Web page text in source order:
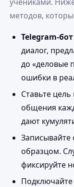
методов,
диалог,
до «деловые
ошибки в
Ставьте
общения
дают
Записывайте
образцом.
фиксируйте
Подключайте